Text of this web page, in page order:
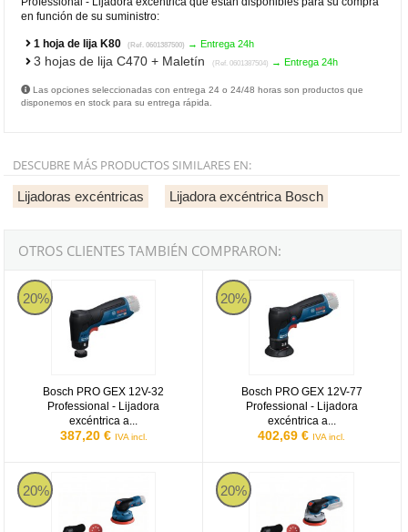
en función de su suministro:
1 hoja de lija K80 (Ref. 0601387500) → Entrega 24h
3 hojas de lija C470 + Maletín (Ref. 0601387504) → Entrega 24h
Las opciones seleccionadas con entrega 24 o 24/48 horas son productos que
disponemos en stock para su entrega rápida.
DESCUBRE MÁS PRODUCTOS SIMILARES EN:
Lijadoras excéntricas Lijadora excéntrica Bosch
OTROS CLIENTES TAMBIÉN COMPRARON:
20%
Bosch PRO GEX 12V-32
Professional - Lijadora
excéntrica a...
387,20 € IVA incl.
Bosch PRO GEX 12V-32 Professional - Lijadora excéntrica a
20%
Bosch PRO GEX 12V-77
Professional - Lijadora
excéntrica a...
402,69 € IVA incl.
Bosch PRO GEX 12V-77
20%
Bosch GEX 12V-125 Professional - Lijadora excéntrica a batería
20%
Bosch GEX 18V-125